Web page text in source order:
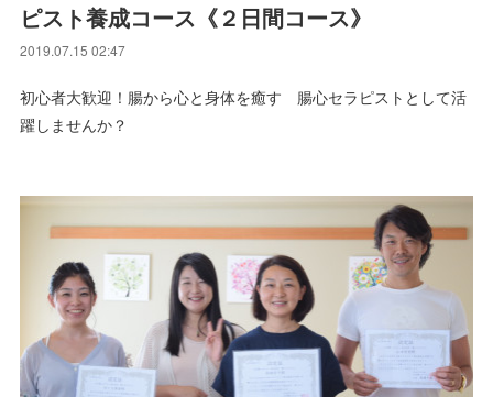
ピスト養成コース《２日間コース》
2019.07.15 02:47
初心者大歓迎！腸から心と身体を癒す 腸心セラピストとして活
躍しませんか？